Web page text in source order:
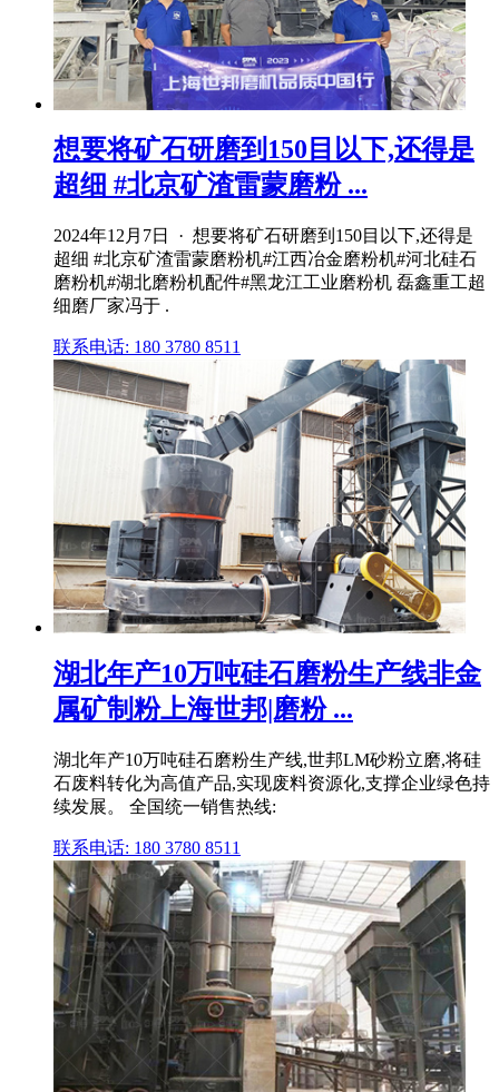
想要将矿石研磨到150目以下,还得是
超细 #北京矿渣雷蒙磨粉 ...
2024年12月7日 · 想要将矿石研磨到150目以下,还得是
超细 #北京矿渣雷蒙磨粉机#江西冶金磨粉机#河北硅石
磨粉机#湖北磨粉机配件#黑龙江工业磨粉机 磊鑫重工超
细磨厂家冯于 .
联系电话: 180 3780 8511
湖北年产10万吨硅石磨粉生产线非金
属矿制粉上海世邦|磨粉 ...
湖北年产10万吨硅石磨粉生产线,世邦LM砂粉立磨,将硅
石废料转化为高值产品,实现废料资源化,支撑企业绿色持
续发展。 全国统一销售热线:
联系电话: 180 3780 8511